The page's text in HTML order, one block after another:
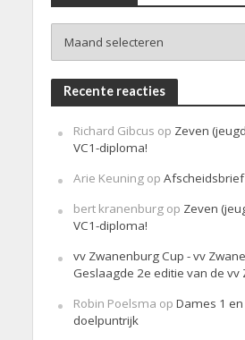
Recente reacties
Richard Gibcus op Zeven
VC1-diploma!
Arie Keuningop
bert kranenburgop Zeven
VC1-diploma!
vv Zwanenburg Cup - vv
Geslaagde 2e editie van de vv
Robin Poelsma op Dames 1
doelpuntrijk